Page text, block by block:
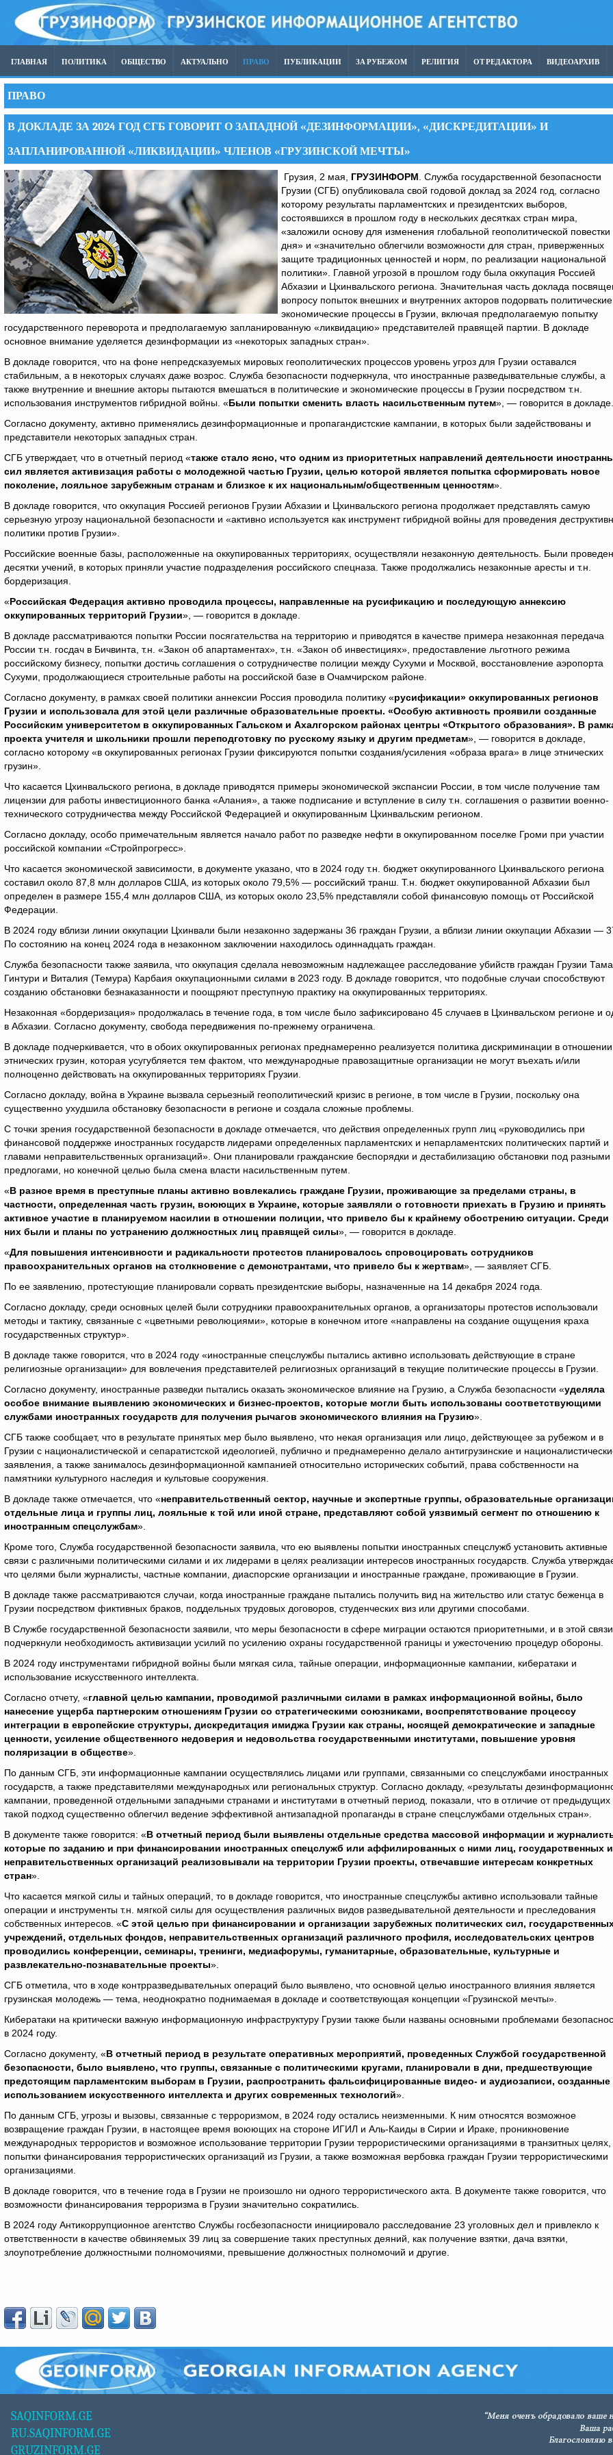
ГЛАВНАЯ ПОЛИТИКА ОБЩЕСТВО АКТУАЛЬНО ПРАВО ПУБЛИКАЦИИ ЗА РУБЕЖОМ РЕЛИГИЯ ОТ РЕДАКТОРА ВИДЕОАРХИВ
ПРАВО
В ДОКЛАДЕ ЗА 2024 ГОД СГБ ГОВОРИТ О ЗАПАДНОЙ «ДЕЗИНФОРМАЦИИ», «ДИСКРЕДИТАЦИИ» И
ЗАПЛАНИРОВАННОЙ «ЛИКВИДАЦИИ» ЧЛЕНОВ «ГРУЗИНСКОЙ МЕЧТЫ»
Грузия, 2 мая, ГРУЗИНФОРМ . Служба государственной безопасности
Грузии (СГБ) опубликовала свой годовой доклад за 2024 год, согласно
которому результаты парламентских и президентских выборов,
состоявшихся в прошлом году в нескольких десятках стран мира,
«заложили основу для изменения глобальной геополитической повестки
дня» и «значительно облегчили возможности для стран, приверженных
защите традиционных ценностей и норм, по реализации национальной
политики». Главной угрозой в прошлом году была оккупация Россией
Абхазии и Цхинвальского региона. Значительная часть доклада
вопросу попыток внешних и внутренних акторов подорвать
экономические процессы в Грузии, включая предполагаемую попытку
государственного переворота и предполагаемую запланированную «ликвидацию» представителей правящей партии. В докладе
основное внимание уделяется дезинформации из «некоторых западных стран».
В докладе говорится, что на фоне непредсказуемых мировых геополитических процессов уровень угроз для Грузии оставался
стабильным, а в некоторых случаях даже возрос. Служба безопасности подчеркнула, что иностранные разведывательные службы, а
также внутренние и внешние акторы пытаются вмешаться в политические и экономические процессы в Грузии посредством т.н.
использования инструментов гибридной войны. «Были попытки сменить власть насильственным путем», — говорится в докладе.
Согласно документу, активно применялись дезинформационные и пропагандистские кампании, в которых были задействованы и
представители некоторых западных стран.
СГБ утверждает, что в отчетный период «также стало ясно, что одним из приоритетных направлений деятельности
сил является активизация работы с молодежной частью Грузии, целью которой является попытка сформировать новое
поколение, лояльное зарубежным странам и близкое к их национальным/общественным ценностям».
В докладе говорится, что оккупация Россией регионов Грузии Абхазии и Цхинвальского региона продолжает представлять самую
серьезную угрозу национальной безопасности и «активно используется как инструмент гибридной войны для проведения
политики против Грузии».
Российские военные базы, расположенные на оккупированных территориях, осуществляли незаконную деятельность. Были
десятки учений, в которых приняли участие подразделения российского спецназа. Также продолжались незаконные аресты и т.н.
бордеризация.
«Российская Федерация активно проводила процессы, направленные на русификацию и последующую аннексию
оккупированных территорий Грузии», — говорится в докладе.
В докладе рассматриваются попытки России посягательства на территорию и приводятся в качестве примера незаконная передача
России т.н. госдач в Бичвинта, т.н. «Закон об апартаментах», т.н. «Закон об инвестициях», предоставление льготного режима
российскому бизнесу, попытки достичь соглашения о сотрудничестве полиции между Сухуми и Москвой, восстановление аэропорта
Сухуми, продолжающиеся строительные работы на российской базе в Очамчирском районе.
Согласно документу, в рамках своей политики аннексии Россия проводила политику «русификации» оккупированных регионов
Грузии и использовала для этой цели различные образовательные проекты. «Особую активность проявили созданные
Российским университетом в оккупированных Гальском и Ахалгорском районах центры «Открытого образования». В
проекта учителя и школьники прошли переподготовку по русскому языку и другим предметам», — говорится в докладе,
согласно которому «в оккупированных регионах Грузии фиксируются попытки создания/усиления «образа врага» в лице этнических
грузин».
Что касается Цхинвальского региона, в докладе приводятся примеры экономической экспансии России, в том числе получение там
лицензии для работы инвестиционного банка «Алания», а также подписание и вступление в силу т.н. соглашения о развитии военно-
технического сотрудничества между Российской Федерацией и оккупированным Цхинвальским регионом.
Согласно докладу, особо примечательным является начало работ по разведке нефти в оккупированном поселке Громи при участии
российской компании «Стройпрогресс».
Что касается экономической зависимости, в документе указано, что в 2024 году т.н. бюджет оккупированного Цхинвальского региона
составил около 87,8 млн долларов США, из которых около 79,5% — российский транш. Т.н. бюджет оккупированной Абхазии был
определен в размере 155,4 млн долларов США, из которых около 23,5% представляли собой финансовую помощь от Российской
Федерации.
В 2024 году вблизи линии оккупации Цхинвали были незаконно задержаны 36 граждан Грузии, а вблизи линии оккупации Абхазии —
По состоянию на конец 2024 года в незаконном заключении находилось одиннадцать граждан.
Служба безопасности также заявила, что оккупация сделала невозможным надлежащее расследование убийств граждан Грузии
Гинтури и Виталия (Темура) Карбаия оккупационными силами в 2023 году. В докладе говорится, что подобные случаи способствуют
созданию обстановки безнаказанности и поощряют преступную практику на оккупированных территориях.
Незаконная «бордеризация» продолжалась в течение года, в том числе было зафиксировано 45 случаев в Цхинвальском регионе и
в Абхазии. Согласно документу, свобода передвижения по-прежнему ограничена.
В докладе подчеркивается, что в обоих оккупированных регионах преднамеренно реализуется политика дискриминации в отношении
этнических грузин, которая усугубляется тем фактом, что международные правозащитные организации не могут въехать и/или
полноценно действовать на оккупированных территориях Грузии.
Согласно докладу, война в Украине вызвала серьезный геополитический кризис в регионе, в том числе в Грузии, поскольку она
существенно ухудшила обстановку безопасности в регионе и создала сложные проблемы.
С точки зрения государственной безопасности в докладе отмечается, что действия определенных групп лиц «руководились при
финансовой поддержке иностранных государств лидерами определенных парламентских и непарламентских политических партий и
главами неправительственных организаций». Они планировали гражданские беспорядки и дестабилизацию обстановки под разными
предлогами, но конечной целью была смена власти насильственным путем.
«В разное время в преступные планы активно вовлекались граждане Грузии, проживающие за пределами страны, в
частности, определенная часть грузин, воюющих в Украине, которые заявляли о готовности приехать в Грузию и принять
активное участие в планируемом насилии в отношении полиции, что привело бы к крайнему обострению ситуации. Среди
них были и планы по устранению должностных лиц правящей силы», — говорится в докладе.
«Для повышения интенсивности и радикальности протестов планировалось спровоцировать сотрудников
правоохранительных органов на столкновение с демонстрантами, что привело бы к жертвам», — заявляет СГБ.
По ее заявлению, протестующие планировали сорвать президентские выборы, назначенные на 14 декабря 2024 года.
Согласно докладу, среди основных целей были сотрудники правоохранительных органов, а организаторы протестов использовали
методы и тактику, связанные с «цветными революциями», которые в конечном итоге «направлены на создание ощущения краха
государственных структур».
В докладе также говорится, что в 2024 году «иностранные спецслужбы пытались активно использовать действующие в стране
религиозные организации» для вовлечения представителей религиозных организаций в текущие политические процессы в Грузии.
Согласно документу, иностранные разведки пытались оказать экономическое влияние на Грузию, а Служба безопасности «уделяла
особое внимание выявлению экономических и бизнес-проектов, которые могли быть использованы соответствующими
службами иностранных государств для получения рычагов экономического влияния на Грузию».
СГБ также сообщает, что в результате принятых мер было выявлено, что некая организация или лицо, действующее за рубежом и в
Грузии с националистической и сепаратистской идеологией, публично и преднамеренно делало антигрузинские и
заявления, а также занималось дезинформационной кампанией относительно исторических событий, права собственности на
памятники культурного наследия и культовые сооружения.
В докладе также отмечается, что «неправительственный сектор, научные и экспертные группы, образовательные
отдельные лица и группы лиц, лояльные к той или иной стране, представляют собой уязвимый сегмент по отношению к
иностранным спецслужбам».
Кроме того, Служба государственной безопасности заявила, что ею выявлены попытки иностранных спецслужб установить активные
связи с различными политическими силами и их лидерами в целях реализации интересов иностранных государств. Служба
что целями были журналисты, частные компании, диаспорские организации и иностранные граждане, проживающие в Грузии.
В докладе также рассматриваются случаи, когда иностранные граждане пытались получить вид на жительство или статус беженца в
Грузии посредством фиктивных браков, поддельных трудовых договоров, студенческих виз или другими способами.
В Службе государственной безопасности заявили, что меры безопасности в сфере миграции остаются приоритетными, и в этой связи
подчеркнули необходимость активизации усилий по усилению охраны государственной границы и ужесточению процедур обороны.
В 2024 году инструментами гибридной войны были мягкая сила, тайные операции, информационные кампании, кибератаки и
использование искусственного интеллекта.
Согласно отчету, «главной целью кампании, проводимой различными силами в рамках информационной войны, было
нанесение ущерба партнерским отношениям Грузии со стратегическими союзниками, воспрепятствование процессу
интеграции в европейские структуры, дискредитация имиджа Грузии как страны, носящей демократические и западные
ценности, усиление общественного недоверия и недовольства государственными институтами, повышение уровня
поляризации в обществе».
По данным СГБ, эти информационные кампании осуществлялись лицами или группами, связанными со спецслужбами иностранных
государств, а также представителями международных или региональных структур. Согласно докладу, «результаты
кампании, проведенной отдельными западными странами и институтами в отчетный период, показали, что в отличие от предыдущих
такой подход существенно облегчил ведение эффективной антизападной пропаганды в стране спецслужбами отдельных стран».
В документе также говорится: «В отчетный период были выявлены отдельные средства массовой информации и
которые по заданию и при финансировании иностранных спецслужб или аффилированных с ними лиц, государственных
неправительственных организаций реализовывали на территории Грузии проекты, отвечавшие интересам конкретных
стран».
Что касается мягкой силы и тайных операций, то в докладе говорится, что иностранные спецслужбы активно использовали тайные
операции и инструменты т.н. мягкой силы для осуществления различных видов разведывательной деятельности и преследования
собственных интересов. «С этой целью при финансировании и организации зарубежных политических сил,
учреждений, отдельных фондов, неправительственных организаций различного профиля, исследовательских центров
проводились конференции, семинары, тренинги, медиафорумы, гуманитарные, образовательные, культурные и
развлекательно-познавательные проекты».
СГБ отметила, что в ходе контрразведывательных операций было выявлено, что основной целью иностранного влияния является
грузинская молодежь — тема, неоднократно поднимаемая в докладе и соответствующая концепции «Грузинской мечты».
Кибератаки на критически важную информационную инфраструктуру Грузии также были названы основными проблемами
в 2024 году.
Согласно документу, «В отчетный период в результате оперативных мероприятий, проведенных Службой государственной
безопасности, было выявлено, что группы, связанные с политическими кругами, планировали в дни, предшествующие
предстоящим парламентским выборам в Грузии, распространить фальсифицированные видео- и аудиозаписи, созданные
использованием искусственного интеллекта и других современных технологий».
По данным СГБ, угрозы и вызовы, связанные с терроризмом, в 2024 году остались неизменными. К ним относятся возможное
возвращение граждан Грузии, в настоящее время воюющих на стороне ИГИЛ и Аль-Каиды в Сирии и Ираке, проникновение
международных террористов и возможное использование территории Грузии террористическими организациями в транзитных целях,
попытки финансирования террористических организаций из Грузии, а также возможная вербовка граждан Грузии террористическими
организациями.
В докладе говорится, что в течение года в Грузии не произошло ни одного террористического акта. В документе также говорится, что
возможности финансирования терроризма в Грузии значительно сократились.
В 2024 году Антикоррупционное агентство Службы госбезопасности инициировало расследование 23 уголовных дел и привлекло к
ответственности в качестве обвиняемых 39 лиц за совершение таких преступных деяний, как получение взятки, дача взятки,
злоупотребление должностными полномочиями, превышение должностных полномочий и другие.
SAQINFORM.GE
RU.SAQINFORM.GE
GRUZINFORM.GE